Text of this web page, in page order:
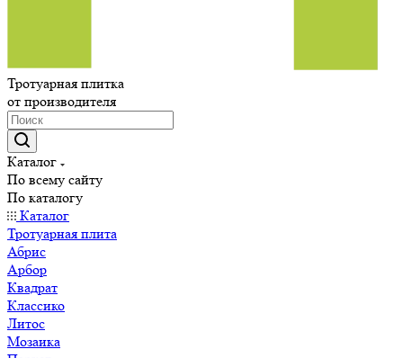
Тротуарная плитка
от производителя
Каталог
По всему сайту
По каталогу
Каталог
Тротуарная плита
Абрис
Арбор
Квадрат
Классико
Литос
Мозаика